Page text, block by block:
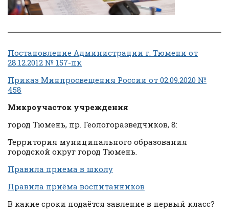
Постановление Администрации г. Тюмени от
28.12.2012 № 157-пк
Приказ Минпросвещения России от 02.09.2020 №
458
Микроучасток учреждения
город Тюмень, пр. Геологоразведчиков, 8:
Территория муниципального образования
городской округ город Тюмень.
Правила приема в школу
Правила приёма воспитанников
В какие сроки подаётся завление в первый класс?